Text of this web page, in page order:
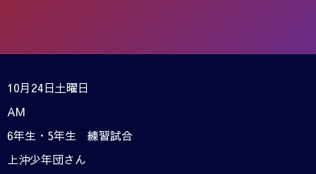
10月24日土曜日
AM
6年生・5年生 練習試合
上沖少年団さん